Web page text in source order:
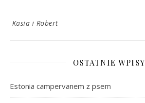
Kasia i Robert
OSTATNIE WPISY
Estonia campervanem z psem